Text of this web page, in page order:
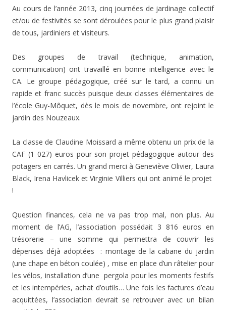
Au cours de l’année 2013, cinq journées de jardinage collectif
et/ou de festivités se sont déroulées pour le plus grand plaisir
de tous, jardiniers et visiteurs.
Des groupes de travail (technique, animation,
communication) ont travaillé en bonne intelligence avec le
CA. Le groupe pédagogique, créé sur le tard, a connu un
rapide et franc succès puisque deux classes élémentaires de
l’école Guy-Môquet, dès le mois de novembre, ont rejoint le
jardin des Nouzeaux.
La classe de Claudine Moissard a même obtenu un prix de la
CAF (1 027) euros pour son projet pédagogique autour des
potagers en carrés. Un grand merci à Geneviève Olivier, Laura
Black, Irena Havlicek et Virginie Villiers qui ont animé le projet
!
Question finances, cela ne va pas trop mal, non plus. Au
moment de l’AG, l’association possédait 3 816 euros en
trésorerie – une somme qui permettra de couvrir les
dépenses déjà adoptées : montage de la cabane du jardin
(une chape en béton coulée) , mise en place d’un râtelier pour
les vélos, installation d’une pergola pour les moments festifs
et les intempéries, achat d’outils… Une fois les factures d’eau
acquittées, l’association devrait se retrouver avec un bilan